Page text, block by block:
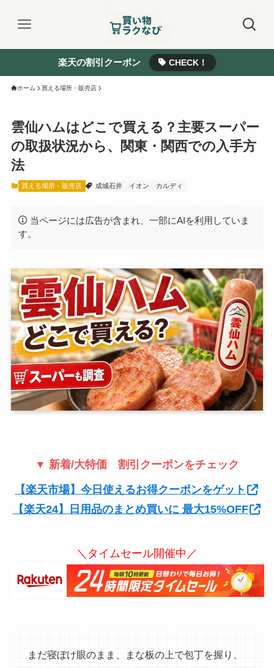
楽天の割引クーポン CHECK！
ホーム 買える場所・販売店
雲仙ハムはどこで買える？主要スーパー
の取扱状況から、関東・関西での入手方
法
買える場所・販売店 成城石井 イオン カルディ
当ページには広告が含まれ、一部にAIを利用していま
す。
▼ 新着/大特価 割引クーポンをチェック
【楽天市場】今日使えるお得クーポンをゲット
【楽天24】日用品のまとめ買いに 最大15%OFF
＼タイムセール開催中／
まだ寝ぼけ眼のまま、まな板の上で包丁を握り、